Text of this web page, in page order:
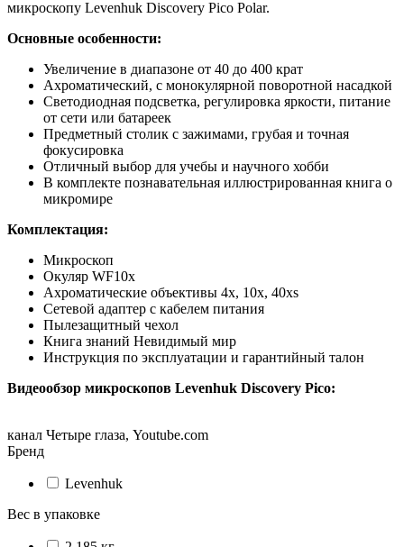
микроскопу Levenhuk Discovery Pico Polar.
Основные особенности:
Увеличение в диапазоне от 40 до 400 крат
Ахроматический, с монокулярной поворотной насадкой
Светодиодная подсветка, регулировка яркости, питание
от сети или батареек
Предметный столик с зажимами, грубая и точная
фокусировка
Отличный выбор для учебы и научного хобби
В комплекте познавательная иллюстрированная книга о
микромире
Комплектация:
Микроскоп
Окуляр WF10x
Ахроматические объективы 4х, 10х, 40хs
Сетевой адаптер с кабелем питания
Пылезащитный чехол
Книга знаний Невидимый мир
Инструкция по эксплуатации и гарантийный талон
Видеообзор микроскопов Levenhuk Discovery Pico:
канал Четыре глаза, Youtube.com
Бренд
Levenhuk
Вес в упаковке